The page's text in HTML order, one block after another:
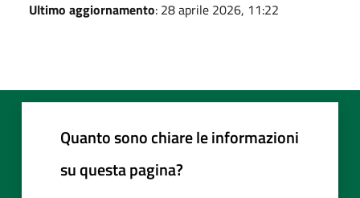
Ultimo aggiornamento: 28 aprile 2026, 11:22
Quanto sono chiare le informazioni
su questa pagina?